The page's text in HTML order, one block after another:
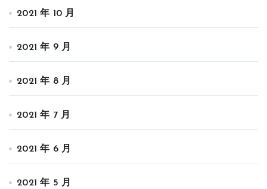
2021 年 10 月
2021 年 9 月
2021 年 8 月
2021 年 7 月
2021 年 6 月
2021 年 5 月